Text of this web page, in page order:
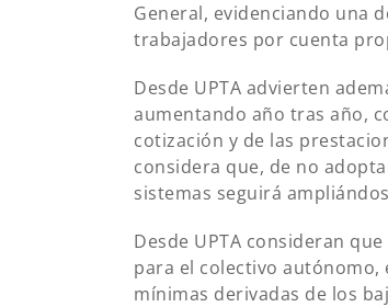
General, evidenciando una
trabajadores por cuenta
Desde UPTA advierten
aumentando año tras año,
cotización y de las
considera que, de no
sistemas seguirá
Desde UPTA consideran
para el colectivo autónomo,
mínimas derivadas de los